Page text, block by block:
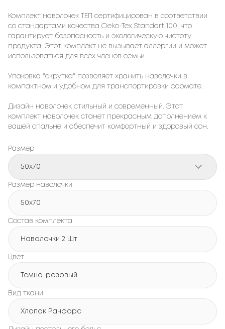
Комплект наволочек ТЕП сертифицирован в соответствии
со стандартами качества Oeko-Tex Standart 100, что
гарантирует безопасность и экологическую чистоту
продукта. Этот комплект не вызывает аллергии и может
использоваться для всех членов семьи.
Упаковка "скрутка" позволяет хранить наволочки в
компактном и удобном для транспортировки формате.
Дизайн наволочек стильный и современный. Этот
комплект наволочек станет прекрасным дополнением к
вашей спальне и обеспечит комфортный и здоровый сон.
Размер
50x70
Размер наволочки
50x70
Состав комплекта
Наволочки 2 Шт
Цвет
Темно-розовый
Вид ткани
Хлопок Ранфорс